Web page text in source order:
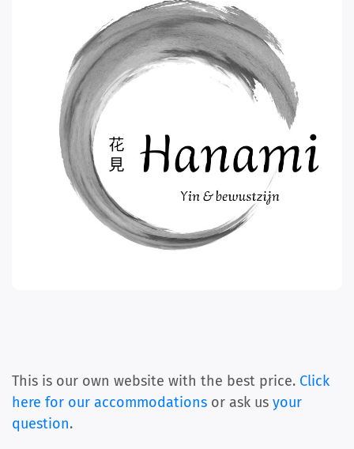
This is our own website with the best price. Click
here for our accommodations or ask us your
question.